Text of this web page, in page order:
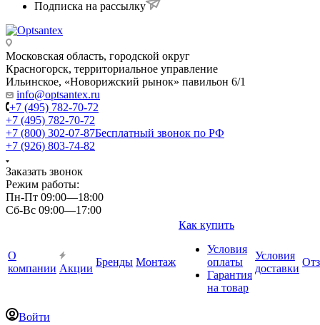
Подписка на рассылку
Московская область, городской округ
Красногорск, территориальное управление
Ильинское, «Новорижский рынок» павильон 6/1
info@optsantex.ru
+7 (495) 782-70-72
+7 (495) 782-70-72
+7 (800) 302-07-87Бесплатный звонок по РФ
+7 (926) 803-74-82
Заказать звонок
Режим работы:
Пн-Пт 09:00—18:00
Сб-Вс 09:00—17:00
О
компании Акции
Бренды Монтаж
Как купить
Условия
оплаты
Гарантия
на товар
Условия
доставки
Войти